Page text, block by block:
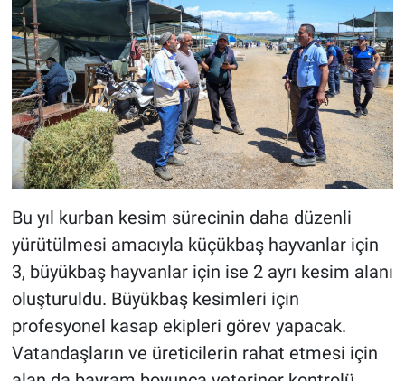
Bu yıl kurban kesim sürecinin daha düzenli
yürütülmesi amacıyla küçükbaş hayvanlar için
3, büyükbaş hayvanlar için ise 2 ayrı kesim alanı
oluşturuldu. Büyükbaş kesimleri için
profesyonel kasap ekipleri görev yapacak.
Vatandaşların ve üreticilerin rahat etmesi için